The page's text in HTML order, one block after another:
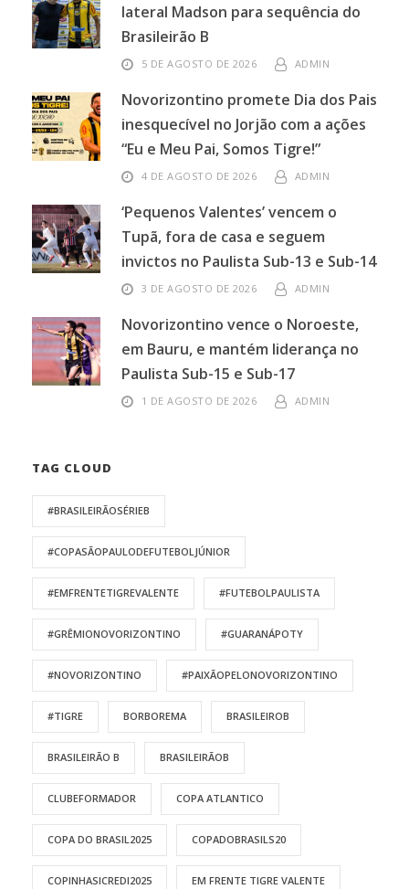
lateral Madson para sequência do
Brasileirão B
5 DE AGOSTO DE 2026 ADMIN
Novorizontino promete Dia dos Pais
inesquecível no Jorjão com a ações
“Eu e Meu Pai, Somos Tigre!”
4 DE AGOSTO DE 2026 ADMIN
‘Pequenos Valentes’ vencem o
Tupã, fora de casa e seguem
invictos no Paulista Sub-13 e Sub-14
3 DE AGOSTO DE 2026 ADMIN
Novorizontino vence o Noroeste,
em Bauru, e mantém liderança no
Paulista Sub-15 e Sub-17
1 DE AGOSTO DE 2026 ADMIN
TAG CLOUD
#BRASILEIRÃOSÉRIEB
#COPASÃOPAULODEFUTEBOLJÚNIOR
#EMFRENTETIGREVALENTE #FUTEBOLPAULISTA
#GRÊMIONOVORIZONTINO #GUARANÁPOTY
#NOVORIZONTINO #PAIXÃOPELONOVORIZONTINO
#TIGRE BORBOREMA BRASILEIROB
BRASILEIRÃO B BRASILEIRÃOB
CLUBEFORMADOR COPA ATLANTICO
COPA DO BRASIL2025 COPADOBRASILS20
COPINHASICREDI2025 EM FRENTE TIGRE VALENTE